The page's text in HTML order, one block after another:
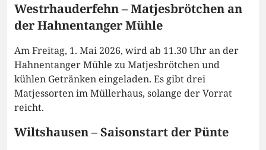
Westrhauderfehn – Matjesbrötchen an
der Hahnentanger Mühle
Am Freitag, 1. Mai 2026, wird ab 11.30 Uhr an der
Hahnentanger Mühle zu Matjesbrötchen und
kühlen Getränken eingeladen. Es gibt drei
Matjessorten im Müllerhaus, solange der Vorrat
reicht.
Wiltshausen – Saisonstart der Pünte